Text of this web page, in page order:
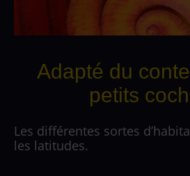
Adapté du
petits
Les différentes sortes
les latitudes.